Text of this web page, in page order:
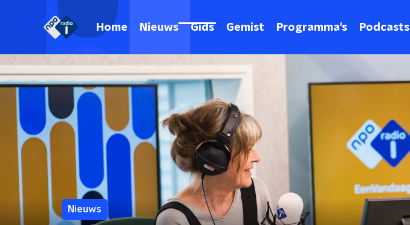
Home Nieuws Gids Gemist Programma's Podcasts
Nieuws